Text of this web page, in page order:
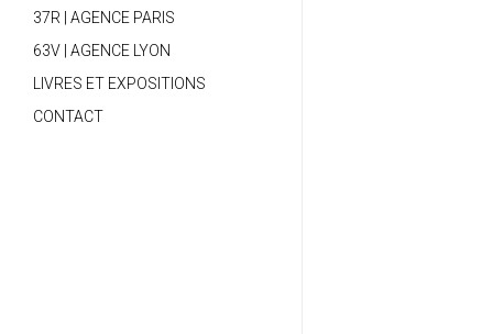
37R | AGENCE PARIS
63V | AGENCE LYON
LIVRES ET EXPOSITIONS
CONTACT